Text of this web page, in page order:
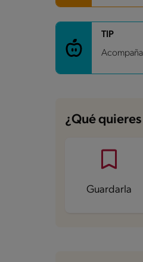
Grasas
Azúcares
TIP
¿Qué
Guardarla